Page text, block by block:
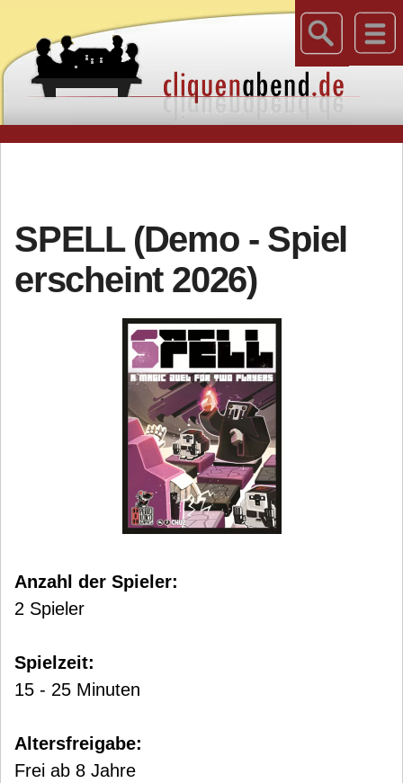
SPELL (Demo - Spiel
erscheint 2026)
Anzahl der Spieler:
2 Spieler
Spielzeit:
15 - 25 Minuten
Altersfreigabe:
Frei ab 8 Jahre